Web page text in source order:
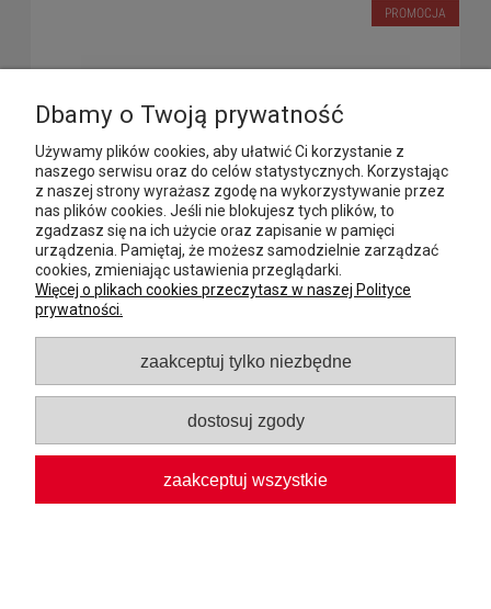
PATELNIA ŻELIWNA DO NALEŚNIKÓW
OPTIMA BLACK 240 X 15
BRIZOLL
83,61 zł 92,90 zł
PROMOCJA
Dbamy o Twoją prywatność
Używamy plików cookies, aby ułatwić Ci korzystanie z
naszego serwisu oraz do celów statystycznych. Korzystając
z naszej strony wyrażasz zgodę na wykorzystywanie przez
nas plików cookies. Jeśli nie blokujesz tych plików, to
zgadzasz się na ich użycie oraz zapisanie w pamięci
urządzenia. Pamiętaj, że możesz samodzielnie zarządzać
cookies, zmieniając ustawienia przeglądarki.
Więcej o plikach cookies przeczytasz w naszej Polityce
prywatności.
zaakceptuj tylko niezbędne
dostosuj zgody
zaakceptuj wszystkie